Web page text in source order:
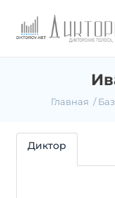
Главная
Диктор